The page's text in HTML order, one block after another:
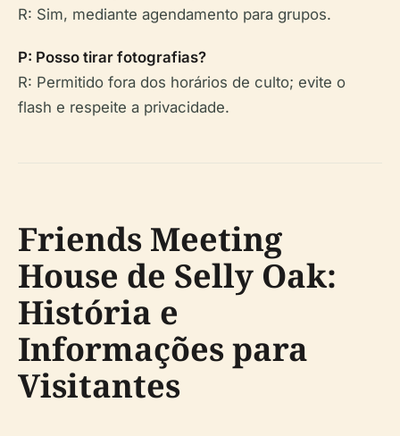
R: Sim, mediante agendamento para grupos.
P: Posso tirar fotografias?
R: Permitido fora dos horários de culto; evite o
flash e respeite a privacidade.
Friends Meeting
House de Selly Oak:
História e
Informações para
Visitantes